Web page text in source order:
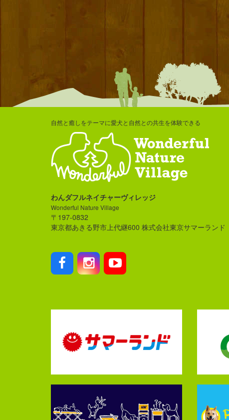
自然と癒しをテーマに愛犬と自然との共生を体験できる
わんダフルネイチャーヴィレッジ
Wonderful Nature Village
〒197-0832
東京都あきる野市上代継600 株式会社東京サマーランド